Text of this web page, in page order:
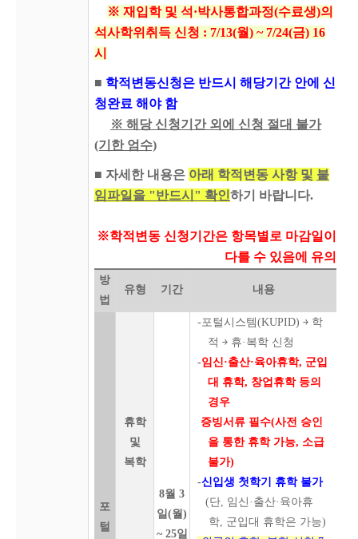
※ 재입학 및 석·박사통합과정(수료생)의
석사학위취득 신청 : 7/13(월) ~ 7/24(금) 16
시
■ 학적변동신청은 반드시 해당기간 안에 신
청완료 해야 함
※ 해당 신청기간 외에 신청 절대 불가
(기한 엄수)
■ 자세한 내용은 아래 학적변동 사항 및 붙
임파일을 "반드시" 확인하기 바랍니다.
※학적변동 신청기간은 항목별로 마감일이
다를 수 있음에 유의
방
법
유형 기간 내용
포
털
휴학
및
복학
8월 3
일(월)
~ 25일
-포털시스템(KUPID) ￫ 학
적 ￫ 휴·복학 신청
-임신·출산·육아휴학, 군입
대 휴학, 창업휴학 등의
경우
증빙서류 필수(사전 승인
을 통한 휴학 가능, 소급
불가)
-신입생 첫학기 휴학 불가
(단, 임신·출산·육아휴
학, 군입대 휴학은 가능)